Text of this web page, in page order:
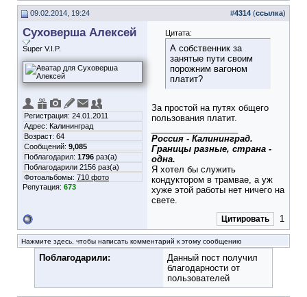
09.02.2014, 19:24 #4314 (ссылка)
Суховерша Алексей
Super V.I.P.
Регистрация: 24.01.2011
Адрес: Калининград
Возраст: 64
Сообщений: 9,085
Поблагодарил: 1796 раз(а)
Поблагодарили 2156 раз(а)
Фотоальбомы: 710 фото
Репутация: 673
Цитата:
А собственник за
занятые пути своим
порожним вагоном
платит?
За простой на путях общего
пользования платит.
Россия - Калининград.
Границы разные, страна -
одна.
Я хотел бы служить
кондуктором в трамвае, а уж
хуже этой работы нет ничего на
свете.
Цитировать 1
Нажмите здесь, чтобы написать комментарий к этому сообщению
Поблагодарили:
Данный пост получил
благодарности от
пользователей